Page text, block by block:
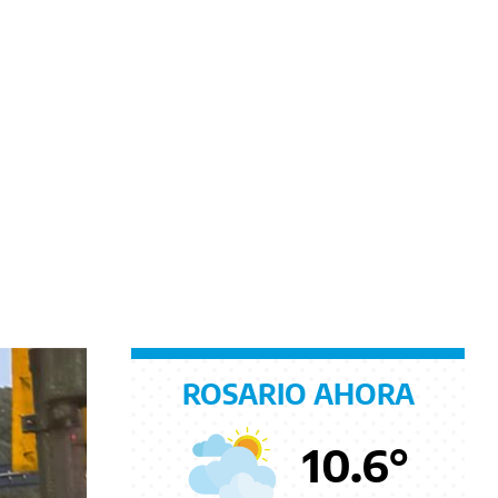
ROSARIO AHORA
10.6°